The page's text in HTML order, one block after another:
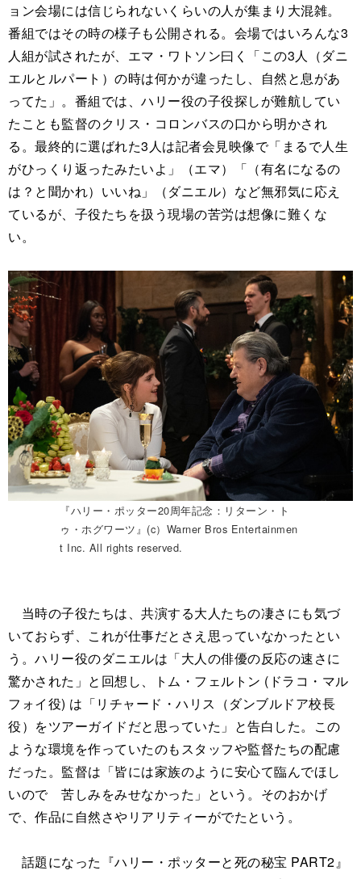
ョン会場には信じられないくらいの人が集まり大混雑。
番組ではその時の様子も公開される。会場ではいろんな3
人組が試されたが、エマ・ワトソン曰く「この3人（ダニ
エルとルパート）の時は何かが違ったし、自然と息があ
ってた」。番組では、ハリー役の子役探しが難航してい
たことも監督のクリス・コロンバスの口から明かされ
る。最終的に選ばれた3人は記者会見映像で「まるで人生
がひっくり返ったみたいよ」（エマ）「（有名になるの
は？と聞かれ）いいね」（ダニエル）など無邪気に応え
ているが、子役たちを扱う現場の苦労は想像に難くな
い。
『ハリー・ポッター20周年記念：リターン・ト
ゥ・ホグワーツ』(c）Warner Bros Entertainmen
t Inc. All rights reserved.
当時の子役たちは、共演する大人たちの凄さにも気づ
いておらず、これが仕事だとさえ思っていなかったとい
う。ハリー役のダニエルは「大人の俳優の反応の速さに
驚かされた」と回想し、トム・フェルトン (ドラコ・マル
フォイ役) は「リチャード・ハリス（ダンブルドア校長
役）をツアーガイドだと思っていた」と告白した。この
ような環境を作っていたのもスタッフや監督たちの配慮
だった。監督は「皆には家族のように安心て臨んでほし
いので 苦しみをみせなかった」という。そのおかげ
で、作品に自然さやリアリティーがでたという。
話題になった『ハリー・ポッターと死の秘宝 PART2』